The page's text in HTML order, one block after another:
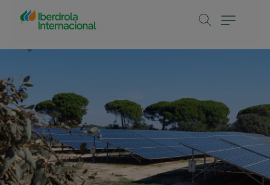
Saltar al contenido principal